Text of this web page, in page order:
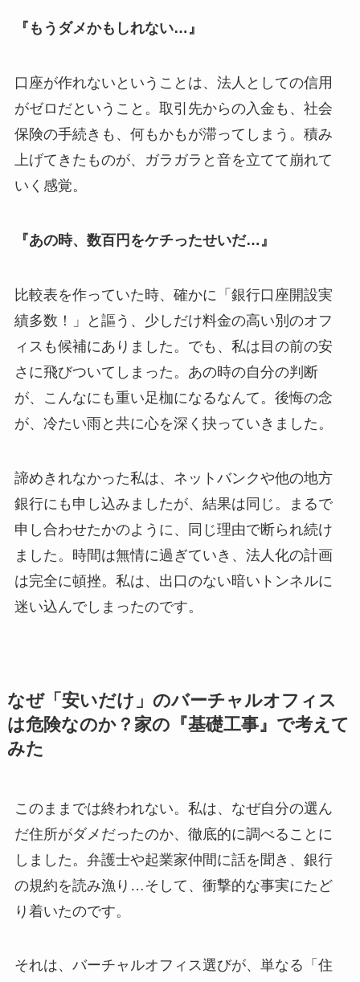
『もうダメかもしれない…』
口座が作れないということは、法人としての信用
がゼロだということ。取引先からの入金も、社会
保険の手続きも、何もかもが滞ってしまう。積み
上げてきたものが、ガラガラと音を立てて崩れて
いく感覚。
『あの時、数百円をケチったせいだ…』
比較表を作っていた時、確かに「銀行口座開設実
績多数！」と謳う、少しだけ料金の高い別のオフ
ィスも候補にありました。でも、私は目の前の安
さに飛びついてしまった。あの時の自分の判断
が、こんなにも重い足枷になるなんて。後悔の念
が、冷たい雨と共に心を深く抉っていきました。
諦めきれなかった私は、ネットバンクや他の地方
銀行にも申し込みましたが、結果は同じ。まるで
申し合わせたかのように、同じ理由で断られ続け
ました。時間は無情に過ぎていき、法人化の計画
は完全に頓挫。私は、出口のない暗いトンネルに
迷い込んでしまったのです。
なぜ「安いだけ」のバーチャルオフィス
は危険なのか？家の『基礎工事』で考えて
みた
このままでは終われない。私は、なぜ自分の選ん
だ住所がダメだったのか、徹底的に調べることに
しました。弁護士や起業家仲間に話を聞き、銀行
の規約を読み漁り…そして、衝撃的な事実にたど
り着いたのです。
それは、バーチャルオフィス選びが、単なる「住